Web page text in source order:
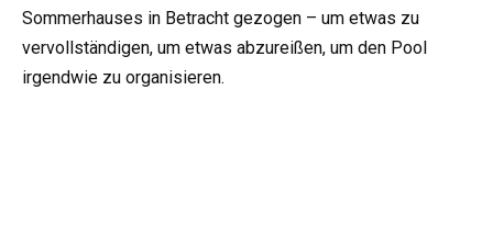
Sommerhauses in Betracht gezogen – um etwas zu
vervollständigen, um etwas abzureißen, um den Pool
irgendwie zu organisieren.